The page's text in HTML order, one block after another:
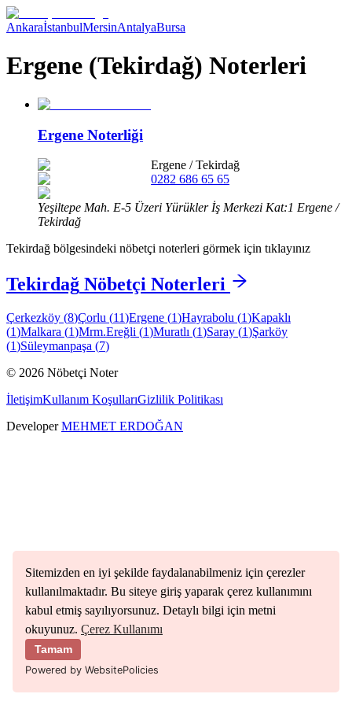
Sitemizden en iyi şekilde faydalanabilmeniz için çerezler
kullanılmaktadır. Bu siteye giriş yaparak çerez kullanımını
kabul etmiş sayılıyorsunuz. Detaylı bilgi için metni
okuyunuz. Çerez Kullanımı
Tamam
Powered by WebsitePolicies
AnkaraİstanbulMersinAntalyaBursa
Ergene (Tekirdağ) Noterleri
Ergene Noterliği
Ergene /Tekirdağ
0282 686 65 65
Yeşiltepe Mah. E-5 Üzeri Yürükler İş Merkezi Kat:1 Ergene /
Tekirdağ
Tekirdağ bölgesindeki nöbetçi noterleri görmek için tıklayınız
Tekirdağ Nöbetçi Noterleri
Çerkezköy (8)Çorlu (11)Ergene (1)Hayrabolu (1)Kapaklı
(1)Malkara (1)Mrm.Ereğli (1)Muratlı (1)Saray (1)Şarköy
(1)Süleymanpaşa (7)
© 2026 Nöbetçi Noter
İletişimKullanım KoşullarıGizlilik Politikası
DeveloperMEHMET ERDOĞAN